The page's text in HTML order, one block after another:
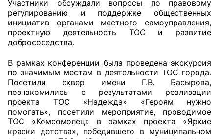
Документы ОП КО
Регламент ОП КО
Кодекс этики ОП КО
Положения
Соглашения
Рекомендации
Участники обсуждали вопросы по правовому
регулированию и поддержке общественных
инициатив органами местного самоуправления,
проектную деятельность ТОС и развитие
добрососедства.
В рамках конференции была проведена экскурсия
по значимым местам в деятельности ТОС города.
Посетили сквер имени Г.В. Басырова,
познакомились с результатами реализации
проекта ТОС «Надежда» «Героям нужно
помогать», посетили мероприятие, проводимое
ТОС «Комсомолец» в рамках проекта «Яркие
краски детства», победившего в муниципальном